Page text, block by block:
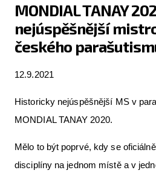
MONDIAL TANAY
nejúspěšnější
českého
12.9.2021
Historicky nejúspěšnější MS v
MONDIAL TANAY 2020.
Mělo to být poprvé, kdy se
disciplíny na jednom místě a v
Flying
Články
Pro piloty
Série &
Letecká
Aktuální FR +